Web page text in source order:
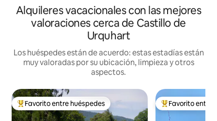
Alquileres vacacionales con las mejores
valoraciones cerca de Castillo de
Urquhart
Los huéspedes están de acuerdo: estas estadías están
muy valoradas por su ubicación, limpieza y otros
aspectos.
Favorito entre huéspedes preferido
Favorito entre huéspedes Favorito entre
Favorito entre